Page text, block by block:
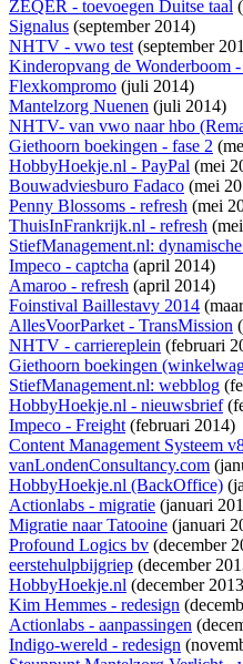
ZEQER - toevoegen Duitse taal
Signalus (september 2014)
NHTV - vwo test(september
Kinderopvang de Wonderboom
Flexkompromo (juli 2014)
Mantelzorg Nuenen (juli 2014)
NHTV- van vwo naar hbo
Giethoorn boekingen - fase 2
HobbyHoekje.nl - PayPal (mei
Bouwadviesburo Fadaco (mei
Penny Blossoms - refresh (mei
ThuisInFrankrijk.nl - refresh
StiefManagement.nl:
Impeco - captcha (april 2014)
Amaroo - refresh (april 2014)
Foinstival Baillestavy 2014
AllesVoorParket - TransMission
NHTV - carriereplein (februari
Giethoorn boekingen
StiefManagement.nl: webblog
HobbyHoekje.nl - nieuwsbrief
Impeco - Freight(februari 2014)
Content Management Systeem
vanLondenConsultancy.com
HobbyHoekje.nl (BackOffice)
Actionlabs - migratie (januari
Migratie naar Tatooine (januari
Profound Logics bv (december
eerstehulpbijgriep (december
HobbyHoekje.nl (december
Kim Hemmes - redesign
Actionlabs - aanpassingen
Indigo-wereld - redesign